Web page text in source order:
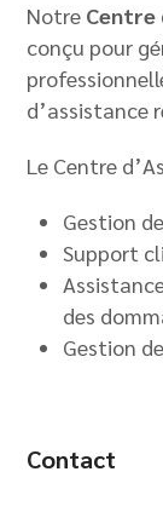
Notre Centre
conçu pour
d’assistance
Le Centre
Gestion
Support
des
Gestion
Contact